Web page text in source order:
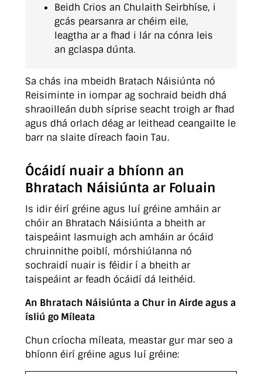
Beidh Crios an Chulaith Seirbhíse, i
gcás pearsanra ar chéim eile,
leagtha ar a fhad i lár na cónra leis
an gclaspa dúnta.
Sa chás ina mbeidh Bratach Náisiúnta nó
Reisiminte in iompar ag sochraid beidh dhá
shraoilleán dubh síprise seacht troigh ar fhad
agus dhá orlach déag ar leithead ceangailte le
barr na slaite díreach faoin Tau.
Ócáidí nuair a bhíonn an
Bhratach Náisiúnta ar Foluain
Is idir éirí gréine agus luí gréine amháin ar
chóir an Bhratach Náisiúnta a bheith ar
taispeáint lasmuigh ach amháin ar ócáid
chruinnithe poiblí, mórshiúlanna nó
sochraidí nuair is féidir í a bheith ar
taispeáint ar feadh ócáidí dá leithéid.
An Bhratach Náisiúnta a Chur in Airde agus a
ísliú go Míleata
Chun críocha míleata, meastar gur mar seo a
bhíonn éirí gréine agus luí gréine: